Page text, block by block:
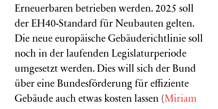
Erneuerbaren betrieben werden. 2025 soll
der EH40-Standard für Neubauten gelten.
Die neue europäische Gebäuderichtlinie soll
noch in der laufenden Legislaturperiode
umgesetzt werden. Dies will sich der Bund
über eine Bundesförderung für effiziente
Gebäude auch etwas kosten lassen (Miriam